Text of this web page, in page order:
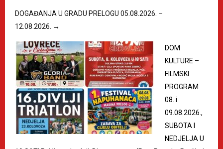
DOGAĐANJA U GRADU PRELOGU 05.08.2026. –
12.08.2026. →
DOM
KULTURE –
FILMSKI
PROGRAM
08. i
09.08.2026.,
SUBOTA I
NEDJELJA U